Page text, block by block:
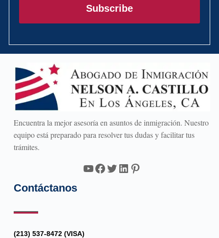
Subscribe
Encuentra la mejor asesoría en asuntos de inmigración. Nuestro
equipo está preparado para resolver tus dudas y facilitar tus
trámites.
YouTube
Facebook
Twitter
LinkedIn
Pinterest
Contáctanos
(213) 537-8472 (VISA)